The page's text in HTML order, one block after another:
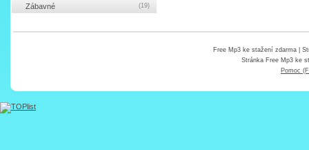
Zábavné (19)
Free Mp3 ke stažení zdarma|
Stránka Free Mp3 ke
Pomoc